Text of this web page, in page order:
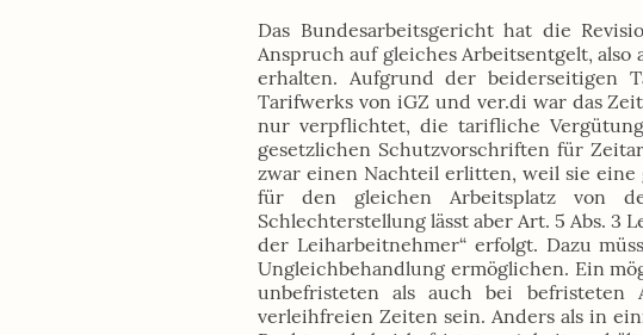
Das Bundesarbeitsgericht hat die
Anspruch auf gleiches Arbeitsentgelt,
erhalten. Aufgrund der beiderseitigen
Tarifwerks von iGZ und ver.di war das
nur verpflichtet, die tarifliche
gesetzlichen Schutzvorschriften für
zwar einen Nachteil erlitten, weil sie
für den gleichen Arbeitsplatz von
Schlechterstellung lässt aber Art. 5 Abs. 3
der Leiharbeitnehmer“ erfolgt. Dazu
Ungleichbehandlung ermöglichen. Ein
unbefristeten als auch bei befristeten
verleihfreien Zeiten sein. Anders als in